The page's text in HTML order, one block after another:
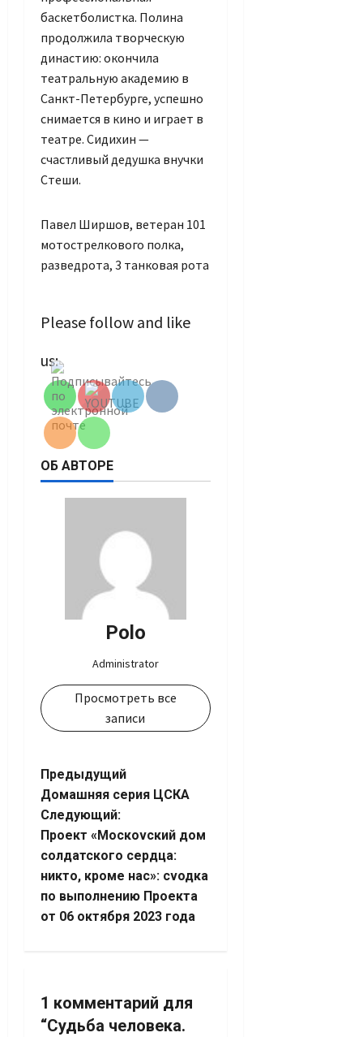
баскетболистка. Полина
продолжила творческую
династию: окончила
театральную академию в
Санкт-Петербурге, успешно
снимается в кино и играет в
театре. Сидихин —
счастливый дедушка внучки
Стеши.
Павел Ширшов, ветеран 101
мотострелкового полка,
разведрота, 3 танковая рота
Please follow and like
us:Channel ID
ОБ АВТОРЕ
Polo
Administrator
Просмотреть все
записи
Навигация
записи
Предыдущий
Домашняя серия ЦСКА
Следующий:
Проект «Москоvский дом
солдатского сердца:
никто, кроме нас»: сvодка
по выполнению Проекта
от 06 октября 2023 года
1 комментарий для
“Судьба человека.